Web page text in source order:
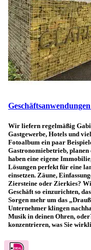
Geschäftsanwendungen
Wir liefern regelmäßig
Gastgewerbe, Hotels und
Fotoalbum ein paar
Gastronomiebetrieb,
haben eine eigene
Lösungen perfekt für eine
einsetzen. Zäune,
Ziersteine ​​oder Zierkies?
Geschäft so einzurichten,
Sorgen mehr um das
Unternehmer klingen
Musik in deinen Ohren,
konzentrieren, was Sie